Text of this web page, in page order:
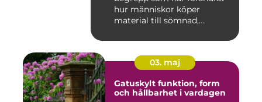
hur människor köper
material till sömnad,
03. maj
Gatuskylt funktion, form
och hållbarhet i vardagen